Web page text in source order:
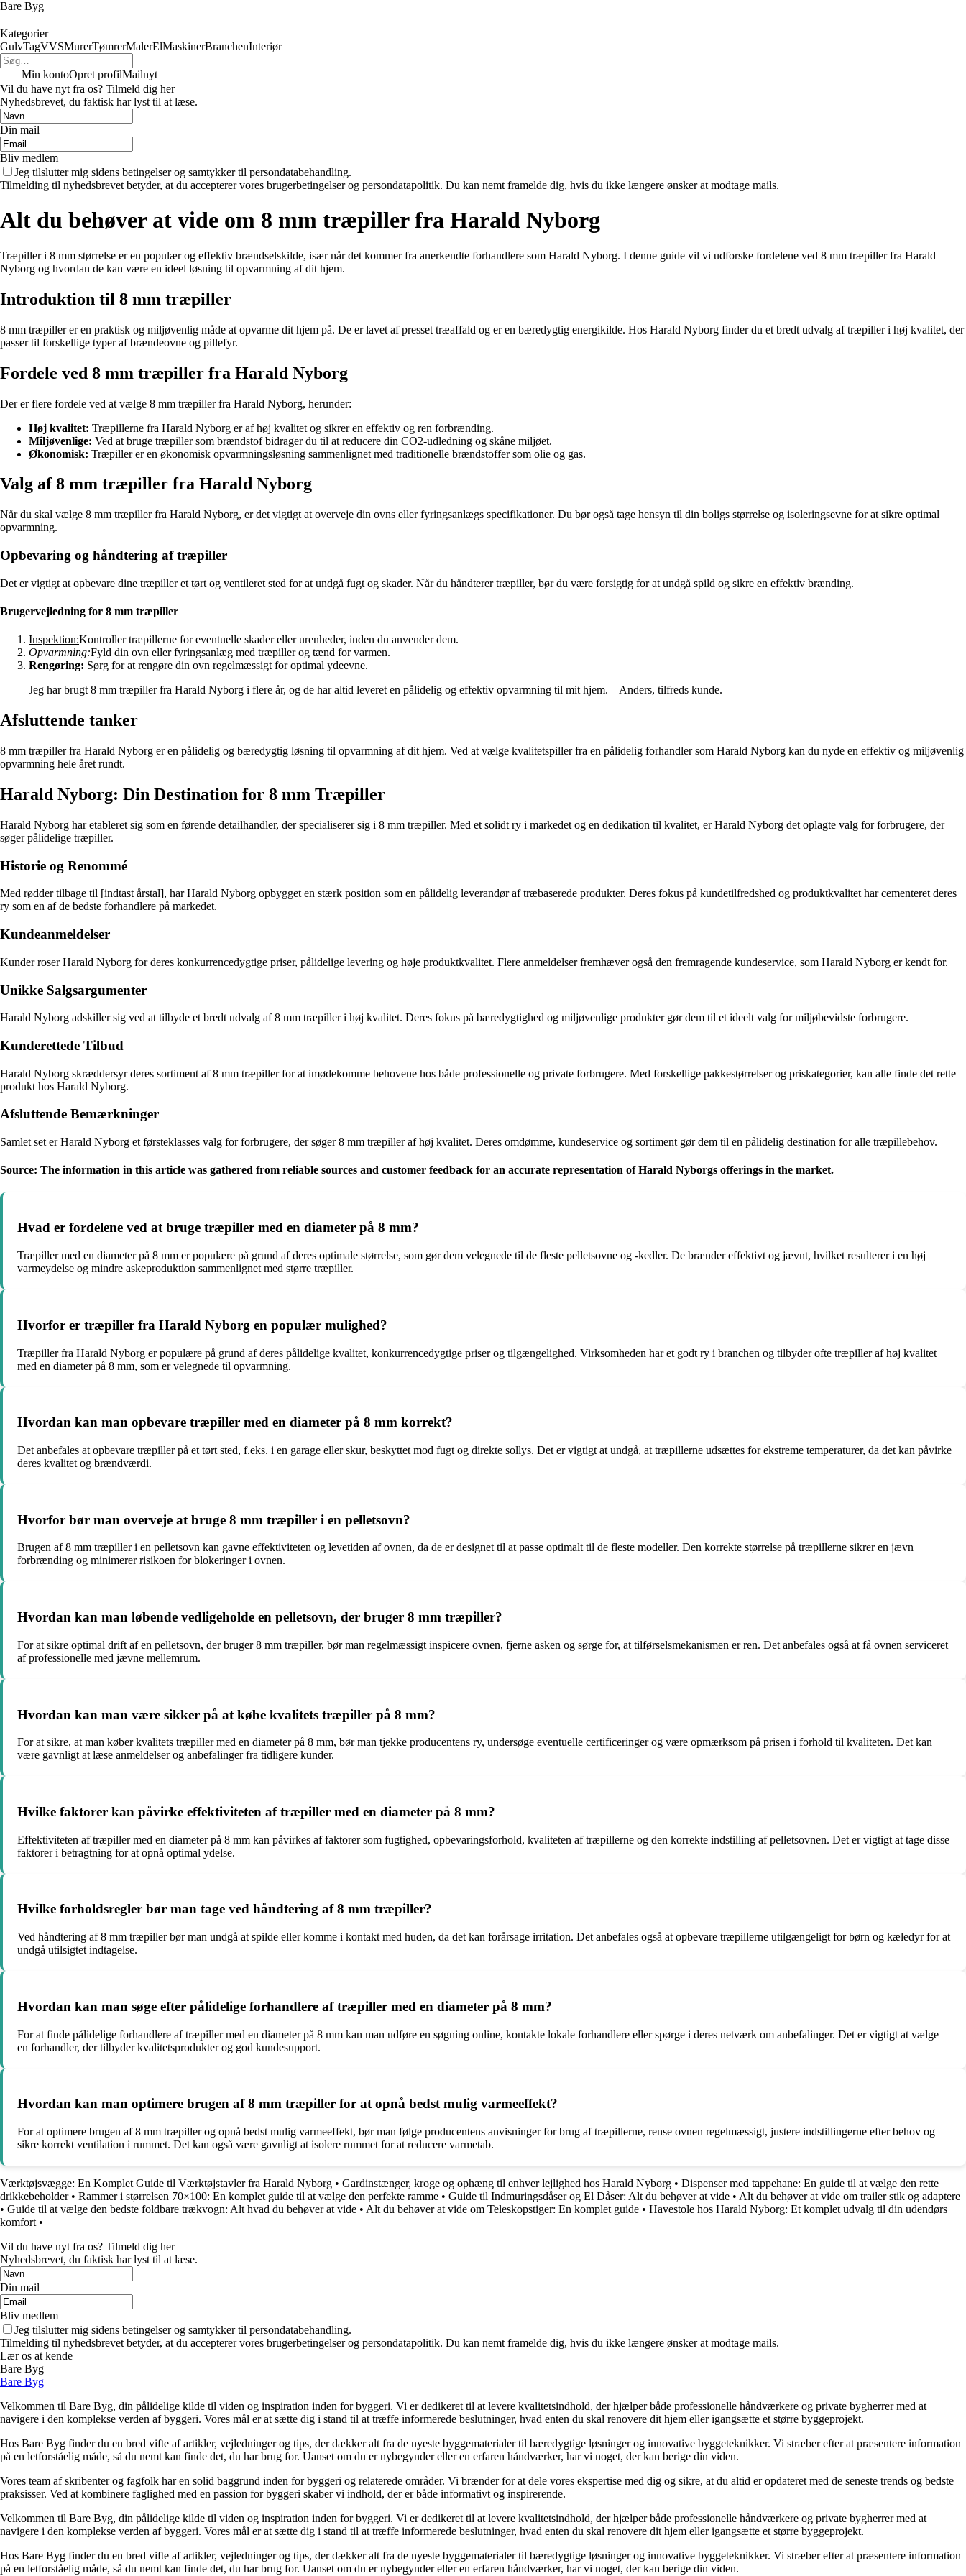
Bare Byg
Kategorier
GulvTagVVSMurerTømrerMalerElMaskinerBranchenInteriør
Min kontoOpret profilMailnyt
Vil du have nyt fra os? Tilmeld dig her
Nyhedsbrevet, du faktisk har lyst til at læse.
Din mail
Bliv medlem
Jeg tilslutter mig sidens betingelser og samtykker til persondatabehandling.
Tilmelding til nyhedsbrevet betyder, at du accepterer vores brugerbetingelser og persondatapolitik. Du kan nemt framelde dig, hvis du ikke længere ønsker at modtage mails.
Alt du behøver at vide om 8 mm træpiller fra Harald Nyborg
Træpiller i 8 mm størrelse er en populær og effektiv brændselskilde, især når det kommer fra anerkendte forhandlere som Harald Nyborg. I denne guide vil vi udforske fordelene ved 8 mm træpiller fra Harald
Nyborg og hvordan de kan være en ideel løsning til opvarmning af dit hjem.
Introduktion til 8 mm træpiller
8 mm træpiller er en praktisk og miljøvenlig måde at opvarme dit hjem på. De er lavet af presset træaffald og er en bæredygtig energikilde. Hos Harald Nyborg finder du et bredt udvalg af træpiller i høj kvalitet, der
passer til forskellige typer af brændeovne og pillefyr.
Fordele ved 8 mm træpiller fra Harald Nyborg
Der er flere fordele ved at vælge 8 mm træpiller fra Harald Nyborg, herunder:
Høj kvalitet: Træpillerne fra Harald Nyborg er af høj kvalitet og sikrer en effektiv og ren forbrænding.
Miljøvenlige: Ved at bruge træpiller som brændstof bidrager du til at reducere din CO2-udledning og skåne miljøet.
Økonomisk: Træpiller er en økonomisk opvarmningsløsning sammenlignet med traditionelle brændstoffer som olie og gas.
Valg af 8 mm træpiller fra Harald Nyborg
Når du skal vælge 8 mm træpiller fra Harald Nyborg, er det vigtigt at overveje din ovns eller fyringsanlægs specifikationer. Du bør også tage hensyn til din boligs størrelse og isoleringsevne for at sikre optimal
opvarmning.
Opbevaring og håndtering af træpiller
Det er vigtigt at opbevare dine træpiller et tørt og ventileret sted for at undgå fugt og skader. Når du håndterer træpiller, bør du være forsigtig for at undgå spild og sikre en effektiv brænding.
Brugervejledning for 8 mm træpiller
Inspektion:Kontroller træpillerne for eventuelle skader eller urenheder, inden du anvender dem.
Opvarmning:Fyld din ovn eller fyringsanlæg med træpiller og tænd for varmen.
Rengøring: Sørg for at rengøre din ovn regelmæssigt for optimal ydeevne.
Jeg har brugt 8 mm træpiller fra Harald Nyborg i flere år, og de har altid leveret en pålidelig og effektiv opvarmning til mit hjem. – Anders, tilfreds kunde.
Afsluttende tanker
8 mm træpiller fra Harald Nyborg er en pålidelig og bæredygtig løsning til opvarmning af dit hjem. Ved at vælge kvalitetspiller fra en pålidelig forhandler som Harald Nyborg kan du nyde en effektiv og miljøvenlig
opvarmning hele året rundt.
Harald Nyborg: Din Destination for 8 mm Træpiller
Harald Nyborg har etableret sig som en førende detailhandler, der specialiserer sig i 8 mm træpiller. Med et solidt ry i markedet og en dedikation til kvalitet, er Harald Nyborg det oplagte valg for forbrugere, der
søger pålidelige træpiller.
Historie og Renommé
Med rødder tilbage til [indtast årstal], har Harald Nyborg opbygget en stærk position som en pålidelig leverandør af træbaserede produkter. Deres fokus på kundetilfredshed og produktkvalitet har cementeret deres
ry som en af de bedste forhandlere på markedet.
Kundeanmeldelser
Kunder roser Harald Nyborg for deres konkurrencedygtige priser, pålidelige levering og høje produktkvalitet. Flere anmeldelser fremhæver også den fremragende kundeservice, som Harald Nyborg er kendt for.
Unikke Salgsargumenter
Harald Nyborg adskiller sig ved at tilbyde et bredt udvalg af 8 mm træpiller i høj kvalitet. Deres fokus på bæredygtighed og miljøvenlige produkter gør dem til et ideelt valg for miljøbevidste forbrugere.
Kunderettede Tilbud
Harald Nyborg skræddersyr deres sortiment af 8 mm træpiller for at imødekomme behovene hos både professionelle og private forbrugere. Med forskellige pakkestørrelser og priskategorier, kan alle finde det rette
produkt hos Harald Nyborg.
Afsluttende Bemærkninger
Samlet set er Harald Nyborg et førsteklasses valg for forbrugere, der søger 8 mm træpiller af høj kvalitet. Deres omdømme, kundeservice og sortiment gør dem til en pålidelig destination for alle træpillebehov.
Source: The information in this article was gathered from reliable sources and customer feedback for an accurate representation of Harald Nyborgs offerings in the market.
Hvad er fordelene ved at bruge træpiller med en diameter på 8 mm?
Træpiller med en diameter på 8 mm er populære på grund af deres optimale størrelse, som gør dem velegnede til de fleste pelletsovne og -kedler. De brænder effektivt og jævnt, hvilket resulterer i en høj
varmeydelse og mindre askeproduktion sammenlignet med større træpiller.
Hvorfor er træpiller fra Harald Nyborg en populær mulighed?
Træpiller fra Harald Nyborg er populære på grund af deres pålidelige kvalitet, konkurrencedygtige priser og tilgængelighed. Virksomheden har et godt ry i branchen og tilbyder ofte træpiller af høj kvalitet
med en diameter på 8 mm, som er velegnede til opvarmning.
Hvordan kan man opbevare træpiller med en diameter på 8 mm korrekt?
Det anbefales at opbevare træpiller på et tørt sted, f.eks. i en garage eller skur, beskyttet mod fugt og direkte sollys. Det er vigtigt at undgå, at træpillerne udsættes for ekstreme temperaturer, da det kan påvirke
deres kvalitet og brændværdi.
Hvorfor bør man overveje at bruge 8 mm træpiller i en pelletsovn?
Brugen af 8 mm træpiller i en pelletsovn kan gavne effektiviteten og levetiden af ovnen, da de er designet til at passe optimalt til de fleste modeller. Den korrekte størrelse på træpillerne sikrer en jævn
forbrænding og minimerer risikoen for blokeringer i ovnen.
Hvordan kan man løbende vedligeholde en pelletsovn, der bruger 8 mm træpiller?
For at sikre optimal drift af en pelletsovn, der bruger 8 mm træpiller, bør man regelmæssigt inspicere ovnen, fjerne asken og sørge for, at tilførselsmekanismen er ren. Det anbefales også at få ovnen serviceret
af professionelle med jævne mellemrum.
Hvordan kan man være sikker på at købe kvalitets træpiller på 8 mm?
For at sikre, at man køber kvalitets træpiller med en diameter på 8 mm, bør man tjekke producentens ry, undersøge eventuelle certificeringer og være opmærksom på prisen i forhold til kvaliteten. Det kan
være gavnligt at læse anmeldelser og anbefalinger fra tidligere kunder.
Hvilke faktorer kan påvirke effektiviteten af træpiller med en diameter på 8 mm?
Effektiviteten af træpiller med en diameter på 8 mm kan påvirkes af faktorer som fugtighed, opbevaringsforhold, kvaliteten af træpillerne og den korrekte indstilling af pelletsovnen. Det er vigtigt at tage disse
faktorer i betragtning for at opnå optimal ydelse.
Hvilke forholdsregler bør man tage ved håndtering af 8 mm træpiller?
Ved håndtering af 8 mm træpiller bør man undgå at spilde eller komme i kontakt med huden, da det kan forårsage irritation. Det anbefales også at opbevare træpillerne utilgængeligt for børn og kæledyr for at
undgå utilsigtet indtagelse.
Hvordan kan man søge efter pålidelige forhandlere af træpiller med en diameter på 8 mm?
For at finde pålidelige forhandlere af træpiller med en diameter på 8 mm kan man udføre en søgning online, kontakte lokale forhandlere eller spørge i deres netværk om anbefalinger. Det er vigtigt at vælge
en forhandler, der tilbyder kvalitetsprodukter og god kundesupport.
Hvordan kan man optimere brugen af 8 mm træpiller for at opnå bedst mulig varmeeffekt?
For at optimere brugen af 8 mm træpiller og opnå bedst mulig varmeeffekt, bør man følge producentens anvisninger for brug af træpillerne, rense ovnen regelmæssigt, justere indstillingerne efter behov og
sikre korrekt ventilation i rummet. Det kan også være gavnligt at isolere rummet for at reducere varmetab.
Værktøjsvægge: En Komplet Guide til Værktøjstavler fra Harald Nyborg • Gardinstænger, kroge og ophæng til enhver lejlighed hos Harald Nyborg • Dispenser med tappehane: En guide til at vælge den rette
drikkebeholder• Rammer i størrelsen 70×100: En komplet guide til at vælge den perfekte ramme • Guide til Indmuringsdåser og El Dåser: Alt du behøver at vide • Alt du behøver at vide om trailer stik og adaptere
• Guide til at vælge den bedste foldbare trækvogn: Alt hvad du behøver at vide • Alt du behøver at vide om Teleskopstiger: En komplet guide • Havestole hos Harald Nyborg: Et komplet udvalg til din udendørs
komfort •
Vil du have nyt fra os? Tilmeld dig her
Nyhedsbrevet, du faktisk har lyst til at læse.
Din mail
Bliv medlem
Jeg tilslutter mig sidens betingelser og samtykker til persondatabehandling.
Tilmelding til nyhedsbrevet betyder, at du accepterer vores brugerbetingelser og persondatapolitik. Du kan nemt framelde dig, hvis du ikke længere ønsker at modtage mails.
Lær os at kende
Bare Byg
Bare Byg
Velkommen til Bare Byg, din pålidelige kilde til viden og inspiration inden for byggeri. Vi er dedikeret til at levere kvalitetsindhold, der hjælper både professionelle håndværkere og private bygherrer med at
navigere i den komplekse verden af byggeri. Vores mål er at sætte dig i stand til at træffe informerede beslutninger, hvad enten du skal renovere dit hjem eller igangsætte et større byggeprojekt.
Hos Bare Byg finder du en bred vifte af artikler, vejledninger og tips, der dækker alt fra de nyeste byggematerialer til bæredygtige løsninger og innovative byggeteknikker. Vi stræber efter at præsentere information
på en letforståelig måde, så du nemt kan finde det, du har brug for. Uanset om du er nybegynder eller en erfaren håndværker, har vi noget, der kan berige din viden.
Vores team af skribenter og fagfolk har en solid baggrund inden for byggeri og relaterede områder. Vi brænder for at dele vores ekspertise med dig og sikre, at du altid er opdateret med de seneste trends og bedste
praksisser. Ved at kombinere faglighed med en passion for byggeri skaber vi indhold, der er både informativt og inspirerende.
Velkommen til Bare Byg, din pålidelige kilde til viden og inspiration inden for byggeri. Vi er dedikeret til at levere kvalitetsindhold, der hjælper både professionelle håndværkere og private bygherrer med at
navigere i den komplekse verden af byggeri. Vores mål er at sætte dig i stand til at træffe informerede beslutninger, hvad enten du skal renovere dit hjem eller igangsætte et større byggeprojekt.
Hos Bare Byg finder du en bred vifte af artikler, vejledninger og tips, der dækker alt fra de nyeste byggematerialer til bæredygtige løsninger og innovative byggeteknikker. Vi stræber efter at præsentere information
på en letforståelig måde, så du nemt kan finde det, du har brug for. Uanset om du er nybegynder eller en erfaren håndværker, har vi noget, der kan berige din viden.